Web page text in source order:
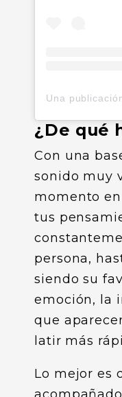
¿De qué
Con una
sonido muy
momento
tus
persona,
siendo su
emoción, la
que
latir más
Lo mejor es